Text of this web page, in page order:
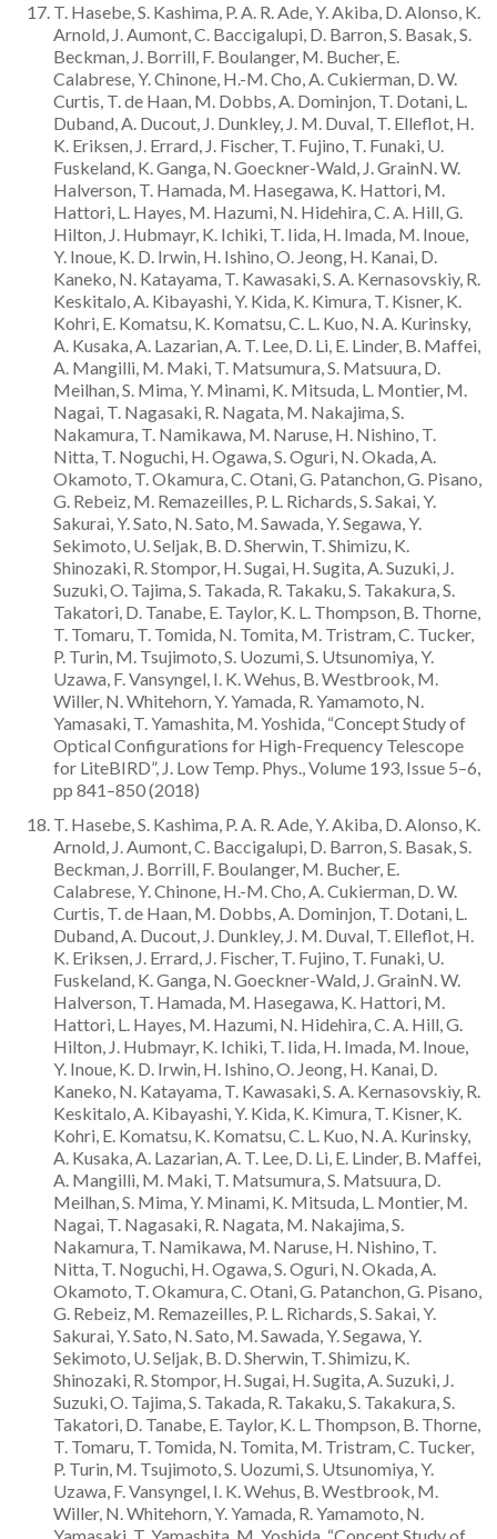
T. Hasebe, S. Kashima, P. A. R. Ade, Y. Akiba, D. Alonso, K.
Arnold, J. Aumont, C. Baccigalupi, D. Barron, S. Basak, S.
Beckman, J. Borrill, F. Boulanger, M. Bucher, E.
Calabrese, Y. Chinone, H.-M. Cho, A. Cukierman, D. W.
Curtis, T. de Haan, M. Dobbs, A. Dominjon, T. Dotani, L.
Duband, A. Ducout, J. Dunkley, J. M. Duval, T. Elleflot, H.
K. Eriksen, J. Errard, J. Fischer, T. Fujino, T. Funaki, U.
Fuskeland, K. Ganga, N. Goeckner-Wald, J. GrainN. W.
Halverson, T. Hamada, M. Hasegawa, K. Hattori, M.
Hattori, L. Hayes, M. Hazumi, N. Hidehira, C. A. Hill, G.
Hilton, J. Hubmayr, K. Ichiki, T. Iida, H. Imada, M. Inoue,
Y. Inoue, K. D. Irwin, H. Ishino, O. Jeong, H. Kanai, D.
Kaneko, N. Katayama, T. Kawasaki, S. A. Kernasovskiy, R.
Keskitalo, A. Kibayashi, Y. Kida, K. Kimura, T. Kisner, K.
Kohri, E. Komatsu, K. Komatsu, C. L. Kuo, N. A. Kurinsky,
A. Kusaka, A. Lazarian, A. T. Lee, D. Li, E. Linder, B. Maffei,
A. Mangilli, M. Maki, T. Matsumura, S. Matsuura, D.
Meilhan, S. Mima, Y. Minami, K. Mitsuda, L. Montier, M.
Nagai, T. Nagasaki, R. Nagata, M. Nakajima, S.
Nakamura, T. Namikawa, M. Naruse, H. Nishino, T.
Nitta, T. Noguchi, H. Ogawa, S. Oguri, N. Okada, A.
Okamoto, T. Okamura, C. Otani, G. Patanchon, G. Pisano,
G. Rebeiz, M. Remazeilles, P. L. Richards, S. Sakai, Y.
Sakurai, Y. Sato, N. Sato, M. Sawada, Y. Segawa, Y.
Sekimoto, U. Seljak, B. D. Sherwin, T. Shimizu, K.
Shinozaki, R. Stompor, H. Sugai, H. Sugita, A. Suzuki, J.
Suzuki, O. Tajima, S. Takada, R. Takaku, S. Takakura, S.
Takatori, D. Tanabe, E. Taylor, K. L. Thompson, B. Thorne,
T. Tomaru, T. Tomida, N. Tomita, M. Tristram, C. Tucker,
P. Turin, M. Tsujimoto, S. Uozumi, S. Utsunomiya, Y.
Uzawa, F. Vansyngel, I. K. Wehus, B. Westbrook, M.
Willer, N. Whitehorn, Y. Yamada, R. Yamamoto, N.
Yamasaki, T. Yamashita, M. Yoshida, “Concept Study of
Optical Configurations for High-Frequency Telescope
for LiteBIRD”, J. Low Temp. Phys., Volume 193, Issue 5–6,
pp 841–850 (2018)
T. Hasebe, S. Kashima, P. A. R. Ade, Y. Akiba, D. Alonso, K.
Arnold, J. Aumont, C. Baccigalupi, D. Barron, S. Basak, S.
Beckman, J. Borrill, F. Boulanger, M. Bucher, E.
Calabrese, Y. Chinone, H.-M. Cho, A. Cukierman, D. W.
Curtis, T. de Haan, M. Dobbs, A. Dominjon, T. Dotani, L.
Duband, A. Ducout, J. Dunkley, J. M. Duval, T. Elleflot, H.
K. Eriksen, J. Errard, J. Fischer, T. Fujino, T. Funaki, U.
Fuskeland, K. Ganga, N. Goeckner-Wald, J. GrainN. W.
Halverson, T. Hamada, M. Hasegawa, K. Hattori, M.
Hattori, L. Hayes, M. Hazumi, N. Hidehira, C. A. Hill, G.
Hilton, J. Hubmayr, K. Ichiki, T. Iida, H. Imada, M. Inoue,
Y. Inoue, K. D. Irwin, H. Ishino, O. Jeong, H. Kanai, D.
Kaneko, N. Katayama, T. Kawasaki, S. A. Kernasovskiy, R.
Keskitalo, A. Kibayashi, Y. Kida, K. Kimura, T. Kisner, K.
Kohri, E. Komatsu, K. Komatsu, C. L. Kuo, N. A. Kurinsky,
A. Kusaka, A. Lazarian, A. T. Lee, D. Li, E. Linder, B. Maffei,
A. Mangilli, M. Maki, T. Matsumura, S. Matsuura, D.
Meilhan, S. Mima, Y. Minami, K. Mitsuda, L. Montier, M.
Nagai, T. Nagasaki, R. Nagata, M. Nakajima, S.
Nakamura, T. Namikawa, M. Naruse, H. Nishino, T.
Nitta, T. Noguchi, H. Ogawa, S. Oguri, N. Okada, A.
Okamoto, T. Okamura, C. Otani, G. Patanchon, G. Pisano,
G. Rebeiz, M. Remazeilles, P. L. Richards, S. Sakai, Y.
Sakurai, Y. Sato, N. Sato, M. Sawada, Y. Segawa, Y.
Sekimoto, U. Seljak, B. D. Sherwin, T. Shimizu, K.
Shinozaki, R. Stompor, H. Sugai, H. Sugita, A. Suzuki, J.
Suzuki, O. Tajima, S. Takada, R. Takaku, S. Takakura, S.
Takatori, D. Tanabe, E. Taylor, K. L. Thompson, B. Thorne,
T. Tomaru, T. Tomida, N. Tomita, M. Tristram, C. Tucker,
P. Turin, M. Tsujimoto, S. Uozumi, S. Utsunomiya, Y.
Uzawa, F. Vansyngel, I. K. Wehus, B. Westbrook, M.
Willer, N. Whitehorn, Y. Yamada, R. Yamamoto, N.